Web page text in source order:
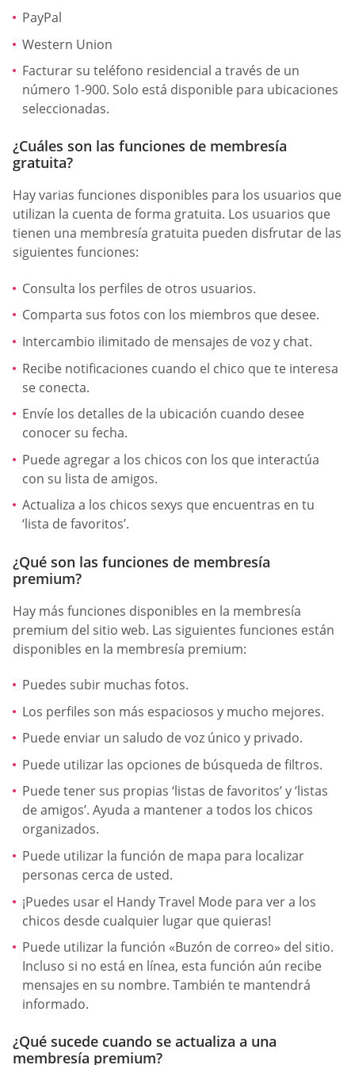
PayPal
Western Union
Facturar su teléfono residencial a través de un
número 1-900. Solo está disponible para ubicaciones
seleccionadas.
¿Cuáles son las funciones de membresía
gratuita?
Hay varias funciones disponibles para los usuarios que
utilizan la cuenta de forma gratuita. Los usuarios que
tienen una membresía gratuita pueden disfrutar de las
siguientes funciones:
Consulta los perfiles de otros usuarios.
Comparta sus fotos con los miembros que desee.
Intercambio ilimitado de mensajes de voz y chat.
Recibe notificaciones cuando el chico que te interesa
se conecta.
Envíe los detalles de la ubicación cuando desee
conocer su fecha.
Puede agregar a los chicos con los que interactúa
con su lista de amigos.
Actualiza a los chicos sexys que encuentras en tu
‘lista de favoritos’.
¿Qué son las funciones de membresía
premium?
Hay más funciones disponibles en la membresía
premium del sitio web. Las siguientes funciones están
disponibles en la membresía premium:
Puedes subir muchas fotos.
Los perfiles son más espaciosos y mucho mejores.
Puede enviar un saludo de voz único y privado.
Puede utilizar las opciones de búsqueda de filtros.
Puede tener sus propias ‘listas de favoritos’ y ‘listas
de amigos’. Ayuda a mantener a todos los chicos
organizados.
Puede utilizar la función de mapa para localizar
personas cerca de usted.
¡Puedes usar el Handy Travel Mode para ver a los
chicos desde cualquier lugar que quieras!
Puede utilizar la función «Buzón de correo» del sitio.
Incluso si no está en línea, esta función aún recibe
mensajes en su nombre. También te mantendrá
informado.
¿Qué sucede cuando se actualiza a una
membresía premium?